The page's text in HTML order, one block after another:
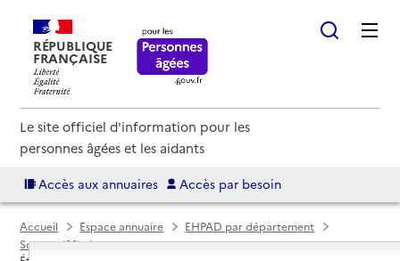
RÉPUBLIQUE
FRANÇAISE
Le site officiel d'information pour les
personnes âgées et les aidants
Accès aux annuaires Accès par besoin
Accueil Espace annuaire
EHPAD par département
Somme (80)